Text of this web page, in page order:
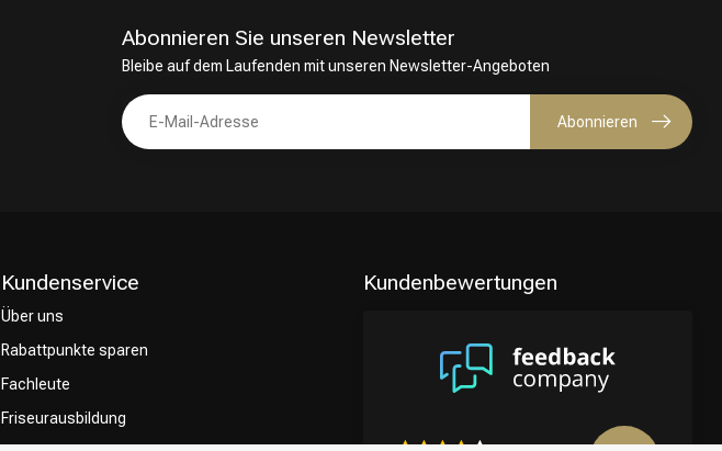
Abonnieren Sie unseren Newsletter
Bleibe auf dem Laufenden mit unseren Newsletter-Angeboten
Abonnieren
Kundenservice
Über uns
Rabattpunkte sparen
Fachleute
Friseurausbildung
Kundenbewertungen